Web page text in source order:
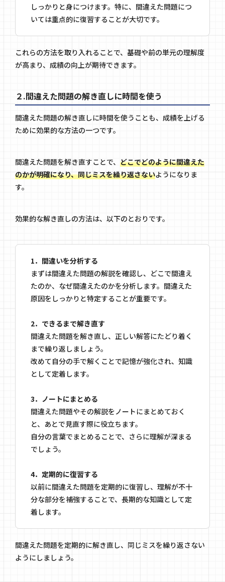
しっかりと身につけます。特に、間違えた問題につ
いては重点的に復習することが大切です。
これらの方法を取り入れることで、基礎や前の単元の理解度
が高まり、成績の向上が期待できます。
２.間違えた問題の解き直しに時間を使う
間違えた問題の解き直しに時間を使うことも、成績を上げる
ために効果的な方法の一つです。
間違えた問題を解き直すことで、 どこでどのように間違えた
のかが明確になり、同じミスを繰り返さないようになりま
す。
効果的な解き直しの方法は、以下のとおりです。
1．間違いを分析する
まずは間違えた問題の解説を確認し、どこで間違え
たのか、なぜ間違えたのかを分析します。間違えた
原因をしっかりと特定することが重要です。
2．できるまで解き直す
間違えた問題を解き直し、正しい解答にたどり着く
まで繰り返しましょう。
改めて自分の手で解くことで記憶が強化され、知識
として定着します。
3．ノートにまとめる
間違えた問題やその解説をノートにまとめておく
と、あとで見直す際に役立ちます。
自分の言葉でまとめることで、さらに理解が深まる
でしょう。
4．定期的に復習する
以前に間違えた問題を定期的に復習し、理解が不十
分な部分を補強することで、長期的な知識として定
着します。
間違えた問題を定期的に解き直し、同じミスを繰り返さない
ようにしましょう。